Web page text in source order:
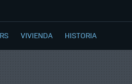
VIVIENDA HISTORIA